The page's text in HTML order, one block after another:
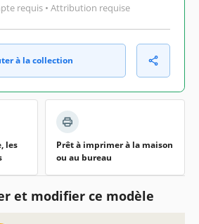
requis • Attribution requise
à la collection
les
Prêt à imprimer à la maison
ou au bureau
et modifier ce modèle